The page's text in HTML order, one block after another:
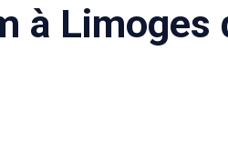
à Limoges